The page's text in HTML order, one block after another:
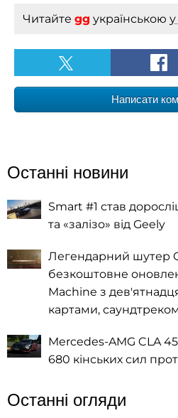
Читайте gg українською
Написати
Останні новини
Smart #1 став
та «залізо» від Geely
Легендарний шутер
безкоштовне
Machine з
картами,
Mercedes-AMG CLA
680 кінських сил
Останні огляди